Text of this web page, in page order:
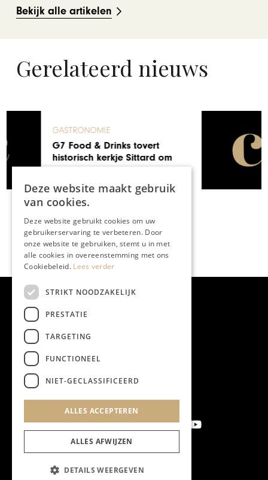
Bekijk alle artikelen
Gerelateerd nieuws
Zalm, vadouvan, kokos en
avocado door Arne
Beirinckx van de Kwizien
Aanmelden nieuwsbrief
Deze website maakt gebruik
van cookies.
Deze website gebruikt cookies om uw
gebruikerservaring te verbeteren. Door
onze website te gebruiken, stemt u in met
alle cookies in overeenstemming met ons
Cookiebeleid. Lees verder
STRIKT NOODZAKELIJK
PRESTATIE
TARGETING
FUNCTIONEEL
NIET-GECLASSIFICEERD
ALLES ACCEPTEREN
ALLES AFWIJZEN
DETAILS WEERGEVEN